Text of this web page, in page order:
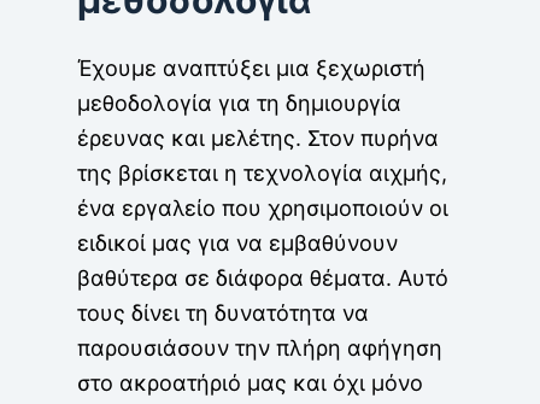
Έχουμε αναπτύξει μια ξεχωριστή
μεθοδολογία για τη δημιουργία
έρευνας και μελέτης. Στον πυρήνα
της βρίσκεται η τεχνολογία αιχμής,
ένα εργαλείο που χρησιμοποιούν οι
ειδικοί μας για να εμβαθύνουν
βαθύτερα σε διάφορα θέματα. Αυτό
τους δίνει τη δυνατότητα να
παρουσιάσουν την πλήρη αφήγηση
στο ακροατήριό μας και όχι μόνο